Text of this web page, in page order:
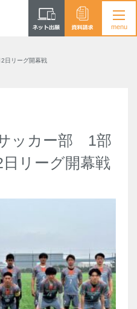
日リーグ開幕戦
ッカー部 1部
リーグ開幕戦